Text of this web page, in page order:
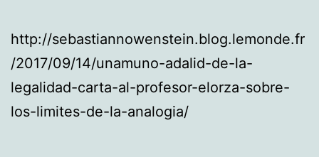
http://sebastiannowenstein.blog.lemonde.fr
/2017/09/14/unamuno-adalid-de-la-
legalidad-carta-al-profesor-elorza-sobre-
los-limites-de-la-analogia/